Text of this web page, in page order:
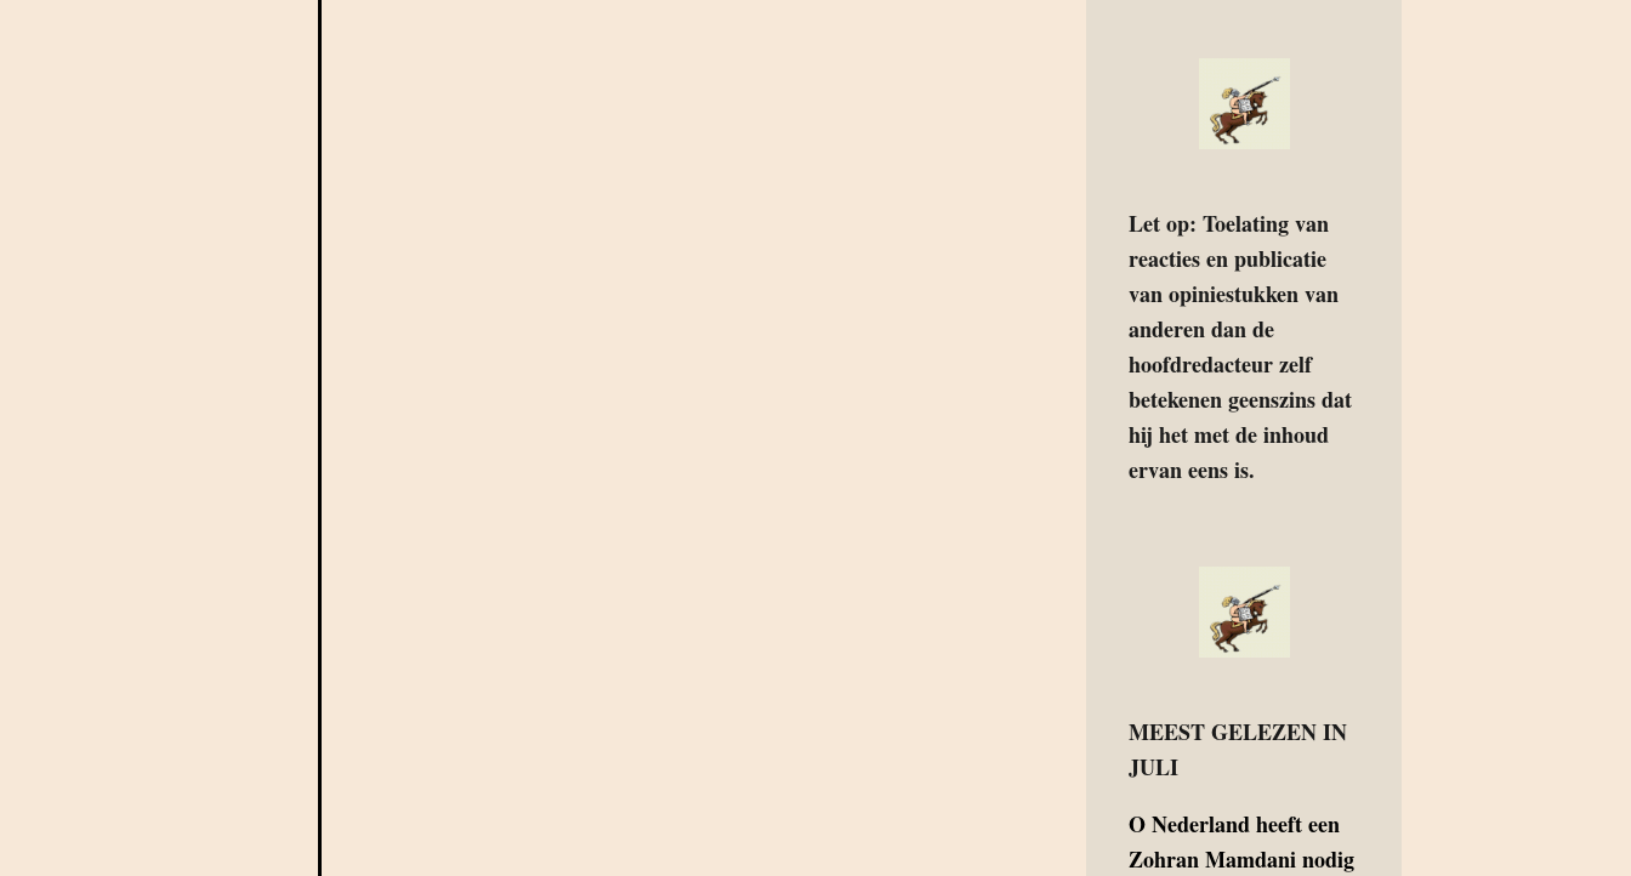
Let op: Toelating van
reacties en publicatie
van opiniestukken van
anderen dan de
hoofdredacteur zelf
betekenen geenszins dat
hij het met de inhoud
ervan eens is.
MEEST GELEZEN IN
JULI
ONederland heeft een
Zohran Mamdani nodig